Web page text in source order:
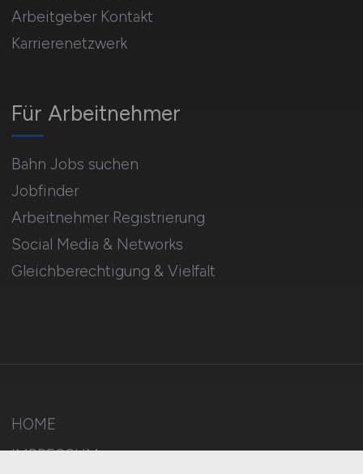
Für Arbeitnehmer
Bahn Jobs suchen
Jobfinder
Arbeitnehmer Registrierung
Social Media & Networks
Gleichberechtigung & Vielfalt
Arbeitgeber Kontakt
Karrierenetzwerk
HOME
IMPRESSUM